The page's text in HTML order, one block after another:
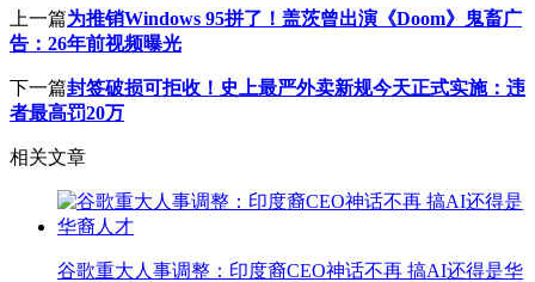
上一篇为推销Windows 95拼了！盖茨曾出演《Doom》鬼畜广
告：26年前视频曝光
下一篇封签破损可拒收！史上最严外卖新规今天正式实施：违
者最高罚20万
相关文章
谷歌重大人事调整：印度裔CEO神话不再 搞AI还得是华